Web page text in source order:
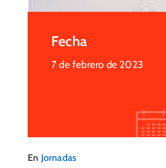
Fecha
7 de febrero de 2023
En Jornadas